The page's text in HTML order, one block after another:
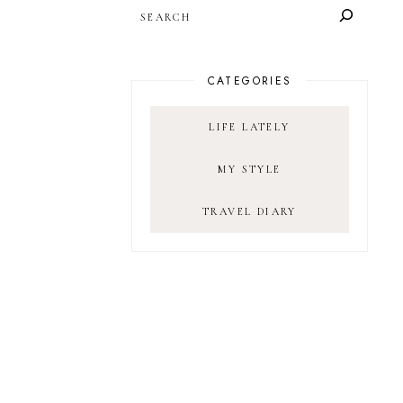
CATEGORIES
LIFE LATELY
MY STYLE
TRAVEL DIARY